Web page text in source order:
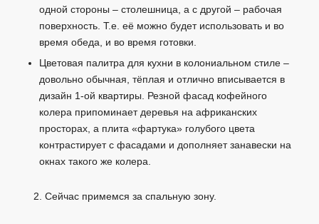
одной стороны – столешница, а с другой – рабочая
поверхность. Т.е. её можно будет использовать и во
время обеда, и во время готовки.
Цветовая палитра для кухни в колониальном стиле –
довольно обычная, тёплая и отлично вписывается в
дизайн 1-ой квартиры. Резной фасад кофейного
колера припоминает деревья на африканских
просторах, а плита «фартука» голубого цвета
контрастирует с фасадами и дополняет занавески на
окнах такого же колера.
Сейчас примемся за спальную зону.